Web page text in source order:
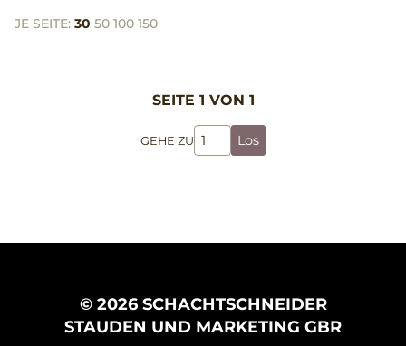
JE SEITE: 30 50 100 150
SEITE 1 VON 1
GEHE ZU Los
© 2026 SCHACHTSCHNEIDER
STAUDEN UND MARKETING GBR